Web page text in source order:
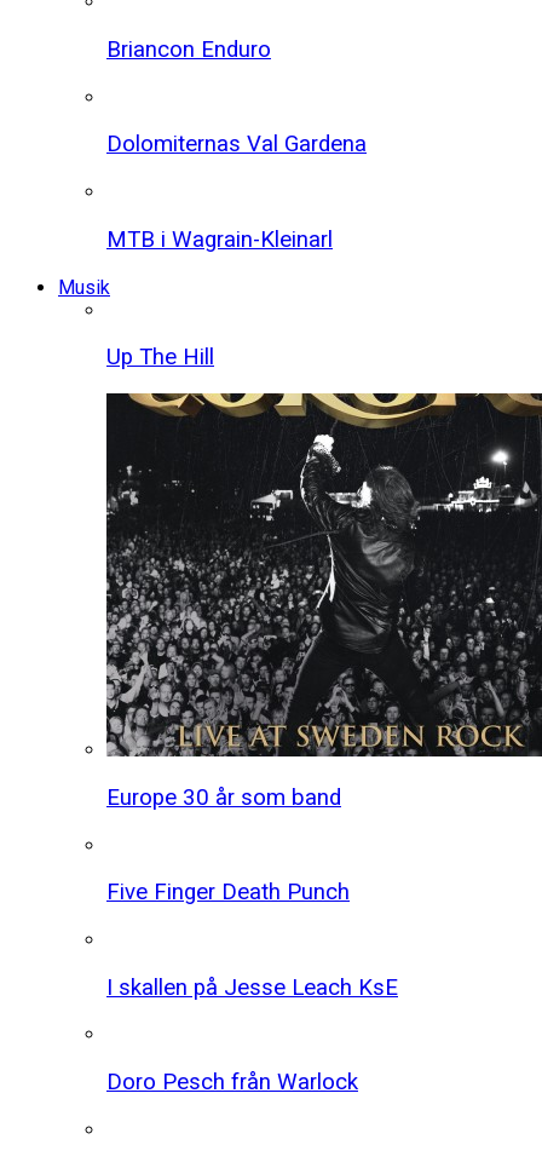
Briancon Enduro
Dolomiternas Val Gardena
MTB i Wagrain-Kleinarl
Musik
Up The Hill
Europe 30 år som band
Five Finger Death Punch
I skallen på Jesse Leach KsE
Doro Pesch från Warlock